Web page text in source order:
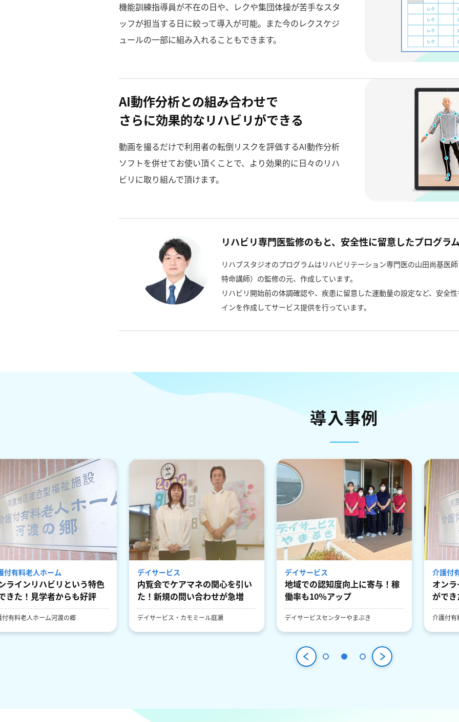
機能訓練指導員が不在の日や、レクや集団体操が苦手なスタ
ッフが担当する日に絞って導入が可能。また今のレクスケジ
ュールの一部に組み入れることもできます。
AI動作分析との組み合わせで
さらに効果的なリハビリができる
動画を撮るだけで利用者の転倒リスクを評価するAI動作分析
ソフトを併せてお使い頂くことで、より効果的に日々のリハ
ビリに取り組んで頂けます。
リハビリ専門医監修のもと、安全性に留意したプログラ
リハブスタジオのプログラムはリハビリテーション専門医の山田尚基医
特命講師）の監修の元、作成しています。
リハビリ開始前の体調確認や、疾患に留意した運動量の設定など、安全
インを作成してサービス提供を行っています。
導入事例
付有料老人ホーム
ラインリハビリという特色
きた！見学者からも好評
付有料老人ホーム河渡の郷
デイサービス
内覧会でケアマネの関心を引い
た！新規の問い合わせが急増
デイサービス・カモミール庭瀬
デイサービス
地域での認知度向上に寄与！稼
働率も10％アップ
デイサービスセンターやまぶき
介護付
オン
がで
介護付有